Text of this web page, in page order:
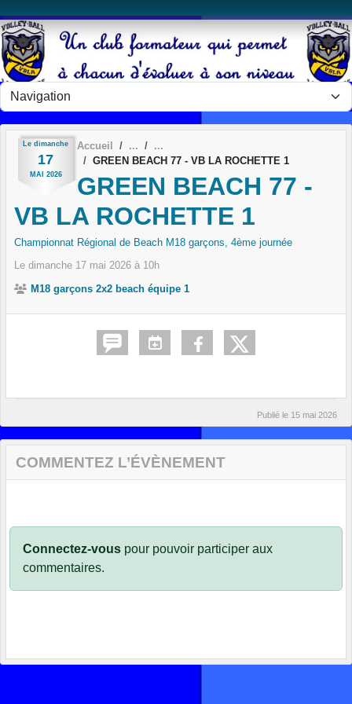
Le dimanche
17
MAI 2026
Accueil
GREEN BEACH 77 - VB LA ROCHETTE 1
GREEN BEACH 77 -
VB LA ROCHETTE 1
Championnat Régional de Beach M18 garçons, 4ème journée
Le dimanche 17 mai 2026 à 10h
M18 garçons 2x2 beach équipe 1
Publié le 15 mai 2026
COMMENTEZ L’ÉVÈNEMENT
Connectez-vous pour pouvoir participer aux
commentaires.